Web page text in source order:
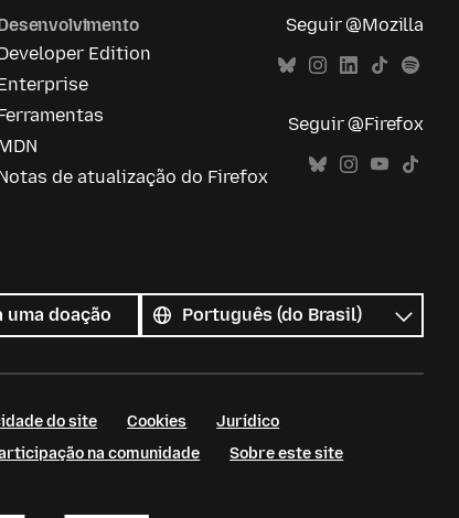
Edition
de atualização do Firefox
Seguir @Mozilla
Seguir @Firefox
uma doação
os
idiomas
Idioma
do site Cookies
Jurídico
na comunidade
Sobre este site